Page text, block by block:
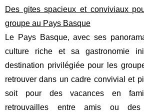
Des gites spacieux et conviviaux
groupe au Pays Basque
Le Pays Basque, avec ses
culture riche et sa gastronomie
destination privilégiée pour les
retrouver dans un cadre convivial et
soit pour des vacances en
retrouvailles entre amis ou des